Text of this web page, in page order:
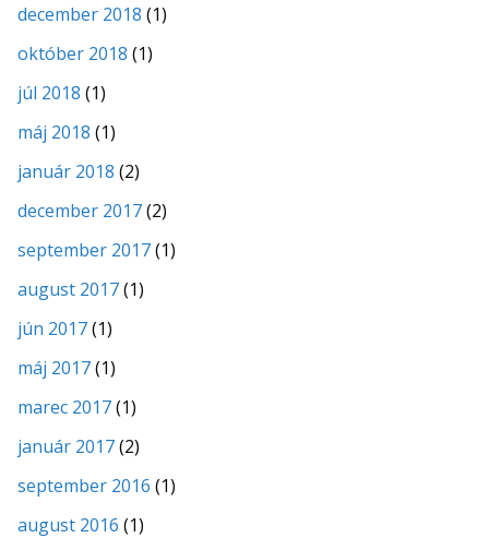
december 2018 (1)
október 2018 (1)
júl 2018 (1)
máj 2018 (1)
január 2018 (2)
december 2017(2)
september 2017(1)
august 2017(1)
jún 2017(1)
máj 2017(1)
marec 2017(1)
január 2017(2)
september 2016 (1)
august 2016 (1)